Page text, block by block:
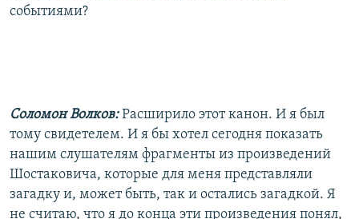
событиями?
Соломон Волков:Расширило этот канон. И я был
тому свидетелем. И я бы хотел сегодня показать
нашим слушателям фрагменты из произведений
Шостаковича, которые для меня представляли
загадку и, может быть, так и остались загадкой. Я
не считаю, что я до конца эти произведения понял,